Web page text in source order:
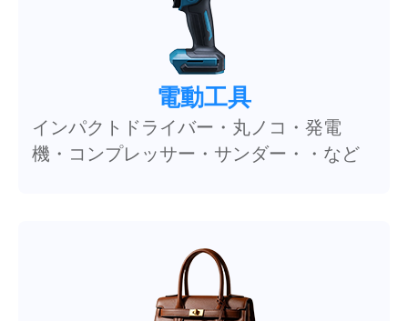
電動工具
インパクトドライバー・丸ノコ・発電
機・コンプレッサー・サンダー・・など